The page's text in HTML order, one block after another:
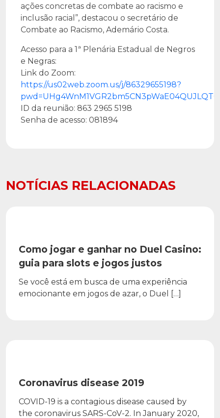
ações concretas de combate ao racismo e
inclusão racial”, destacou o secretário de
Combate ao Racismo, Ademário Costa.
Acesso para a 1ª Plenária Estadual de Negros
e Negras:
Link do Zoom:
https://us02web.zoom.us/j/86329655198?
ID da reunião: 863 2965 5198
Senha de acesso: 081894
NOTÍCIAS RELACIONADAS
Como jogar e ganhar no Duel Casino:
guia para slots e jogos justos
Se você está em busca de uma experiência
emocionante em jogos de azar, o Duel […]
Coronavirus disease 2019
COVID-19 is a contagious disease caused by
the coronavirus SARS-CoV-2. In January 2020,